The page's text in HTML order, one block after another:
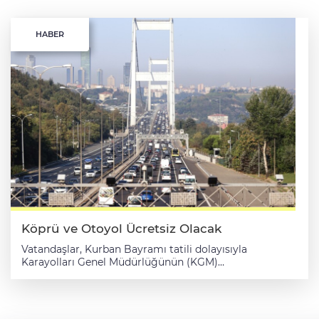
HABER
Köprü ve Otoyol Ücretsiz Olacak
Vatandaşlar, Kurban Bayramı tatili dolayısıyla
Karayolları Genel Müdürlüğünün (KGM)